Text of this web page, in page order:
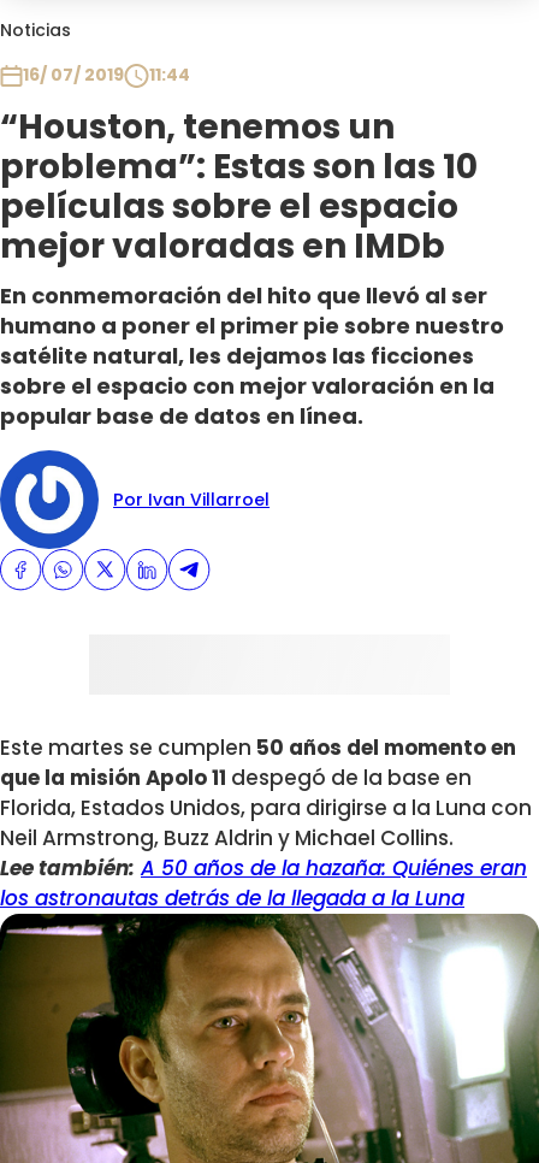
Noticias
16/ 07/ 2019
11:44
“Houston, tenemos un
problema”: Estas son las 10
películas sobre el espacio
mejor valoradas en IMDb
En conmemoración del hito que llevó al ser
humano a poner el primer pie sobre nuestro
satélite natural, les dejamos las ficciones
sobre el espacio con mejor valoración en la
popular base de datos en línea.
Por Ivan Villarroel
Este martes se cumplen 50 años del momento en
que la misión Apolo 11 despegó de la base en
Florida, Estados Unidos, para dirigirse a la Luna con
Neil Armstrong, Buzz Aldrin y Michael Collins.
Lee también: A 50 años de la hazaña: Quiénes eran
los astronautas detrás de la llegada a la Luna
Plan Perfecto
El Tiempo
Sabingo
Todos Los Programas